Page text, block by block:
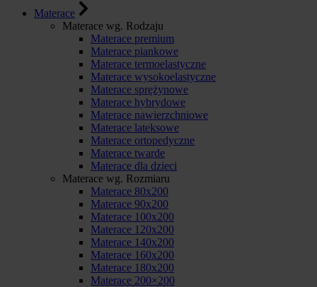
Materace
Materace wg. Rodzaju
Materace premium
Materace piankowe
Materace termoelastyczne
Materace wysokoelastyczne
Materace sprężynowe
Materace hybrydowe
Materace nawierzchniowe
Materace lateksowe
Materace ortopedyczne
Materace twarde
Materace dla dzieci
Materace wg. Rozmiaru
Materace 80x200
Materace 90x200
Materace 100x200
Materace 120x200
Materace 140x200
Materace 160x200
Materace 180x200
Materace 200×200